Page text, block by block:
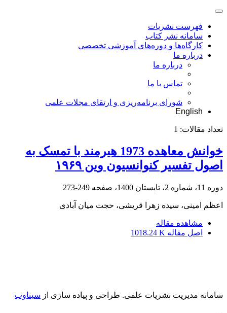
فهرست نشریات
سامانه نشر کتاب
کارگاه‌ها و دوره‌های آموزشی تخصصی
درباره ما
درباره ما
تماس با ما
شورای برنامه‌ریزی و ارتقای مجلات علمی
English
تعداد مقالات: 1
خوانش معاهده 1973 هیرمند با تمسک به
اصول تفسیر کنوانسیون وین ۱۹۶۹
دوره 11، شماره 2، تابستان 1400، صفحه 249-273
اعظم امینی، سیده زهرا قریشی، حجت میان آبادی
مشاهده مقاله
اصل مقاله 1018.24 K
سامانه مدیریت نشریات علمی. طراحی و پیاده سازی از سیناوب